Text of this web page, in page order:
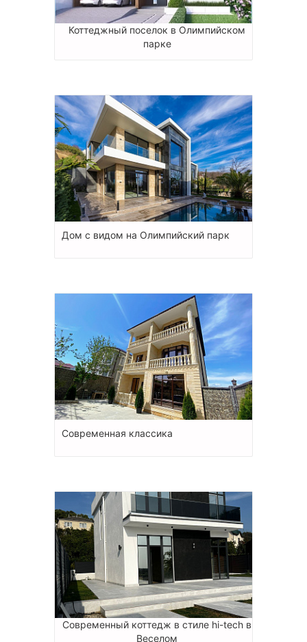
Коттеджный поселок в Олимпийском
парке
Дом с видом на Олимпийский парк
Современная классика
Современный коттедж в стиле hi-tech в
Веселом